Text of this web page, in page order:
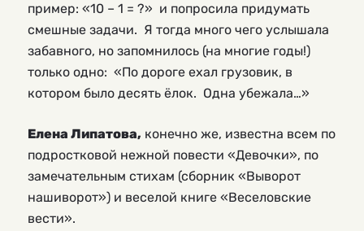
пример: «10 – 1 = ?» и попросила придумать
смешные задачи. Я тогда много чего услышала
забавного, но запомнилось (на многие годы!)
только одно: «По дороге ехал грузовик, в
котором было десять ёлок. Одна убежала…»
Елена Липатова, конечно же, известна всем по
подростковой нежной повести «Девочки», по
замечательным стихам (сборник «Выворот
нашиворот») и веселой книге «Веселовские
вести».